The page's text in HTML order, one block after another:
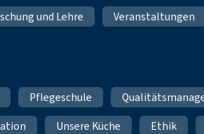
und Lehre Veranstaltungen
Pflegeschule
Unsere Küche Ethik